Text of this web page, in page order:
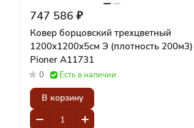
747 586 ₽
Ковер борцовский трехцветный
1200х1200x5см Э (плотность 200м3)
Pioner A11731
0 Есть в наличии
В корзину